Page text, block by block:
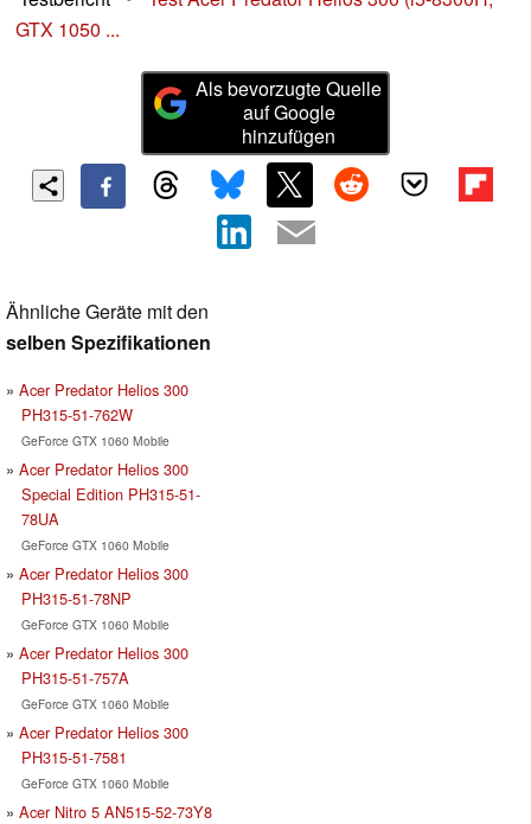
GTX 1050 ...
Als bevorzugte Quelle
auf Google
hinzufügen
Ähnliche Geräte mit den
selben Spezifikationen
Acer Predator Helios 300
PH315-51-762W
GeForce GTX 1060 Mobile
Acer Predator Helios 300
Special Edition PH315-51-
78UA
GeForce GTX 1060 Mobile
Acer Predator Helios 300
PH315-51-78NP
GeForce GTX 1060 Mobile
Acer Predator Helios 300
PH315-51-757A
GeForce GTX 1060 Mobile
Acer Predator Helios 300
PH315-51-7581
GeForce GTX 1060 Mobile
Acer Nitro 5 AN515-52-73Y8